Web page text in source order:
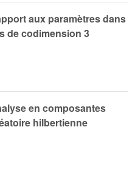
aux paramètres dans
de codimension 3
en composantes
hilbertienne